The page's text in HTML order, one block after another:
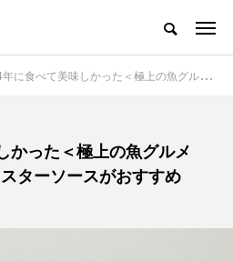
創る
う
べて美味しかった＜極上の魚グルメTOP3＞ 絶品のオイスターソースがおすすめ
かった＜極上の魚グルメ
ターソースがおすすめ